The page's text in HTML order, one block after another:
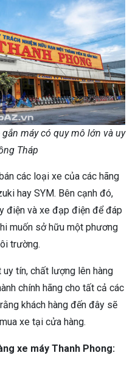
máy có quy mô lớn và uy
Tháp
các loại xe của các hãng
hay SYM. Bên cạnh đó,
điện và xe đạp điện để đáp
muốn sở hữu một phương
trường.
tín, chất lượng lên hàng
chính hãng cho tất cả các
khách hàng đến đây sẽ
xe tại cửa hàng.
xe máy Thanh Phong: